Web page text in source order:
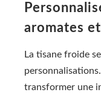
aromates
La tisane froide
transformer une